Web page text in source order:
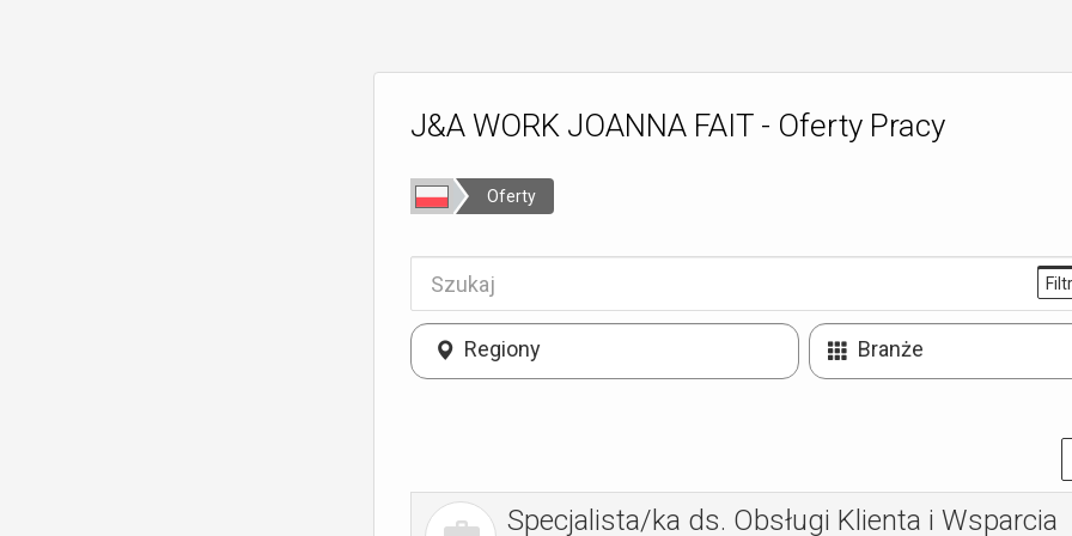
J&A WORK JOANNA FAIT - Oferty Pracy
Oferty
Regiony Branże
Specjalista/ka ds. Obsługi Klienta i Wsparcia